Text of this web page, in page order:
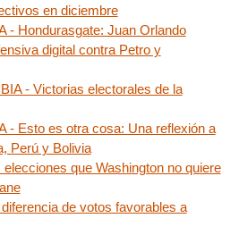
en diciembre
- Hondurasgate: Juan Orlando
digital contra Petro y
- Victorias electorales de la
- Esto es otra cosa: Una reflexión a
Perú y Bolivia
que Washington no quiere
de votos favorables a